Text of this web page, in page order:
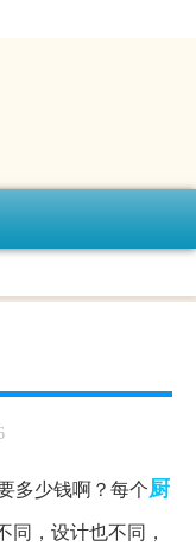
多少钱啊？每个厨
，设计也不同，